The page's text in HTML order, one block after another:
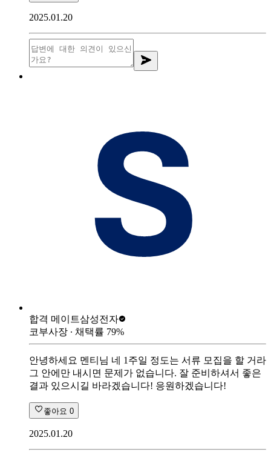
2025.01.20
합격 메이트삼성전자
코부사장 ∙ 채택률 79%
안녕하세요 멘티님 네 1주일 정도는 서류 모집을 할 거라
그 안에만 내시면 문제가 없습니다. 잘 준비하셔서 좋은
결과 있으시길 바라겠습니다! 응원하겠습니다!
좋아요 0
2025.01.20